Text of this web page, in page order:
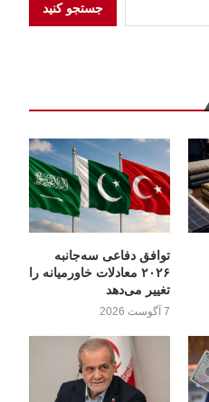
جستجو کنید
توافق دفاعی سه‌جانبه
۲۰۲۶ معادلات خاورمیانه را
تغییر می‌دهد
7 آگوست 2026